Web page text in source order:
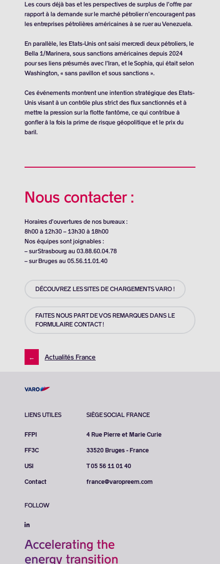
Les cours déjà bas et les perspectives de surplus de l’offre par
rapport à la demande sur le marché pétrolier n’encouragent pas
les entreprises pétrolières américaines à se ruer au Venezuela.
En parallèle, les Etats-Unis ont saisi mercredi deux pétroliers, le
Bella 1/Marinera, sous sanctions américaines depuis 2024
pour ses liens présumés avec l’Iran, et le Sophia, qui était selon
Washington, « sans pavillon et sous sanctions ».
Ces événements montrent une intention stratégique des Etats-
Unis visant à un contrôle plus strict des flux sanctionnés et à
mettre la pression sur la flotte fantôme, ce qui contribue à
gonfler à la fois la prime de risque géopolitique et le prix du
baril.
Nous contacter :
Horaires d’ouvertures de nos bureaux :
8h00 à 12h30 – 13h30 à 18h00
Nos équipes sont joignables :
– sur Strasbourg au 03.88.60.04.78
– sur Bruges au 05.56.11.01.40
DÉCOUVREZ LES SITES DE CHARGEMENTS VARO !
FAITES NOUS PART DE VOS REMARQUES DANS LE
FORMULAIRE CONTACT !
← Actualités France
LIENS UTILES
FFPI
FF3C
USI
Contact
SIÈGE SOCIAL FRANCE
4 Rue Pierre et Marie Curie
33520 Bruges - France
T 05 56 11 01 40
france@varopreem.com
FOLLOW
Accelerating the
energy transition